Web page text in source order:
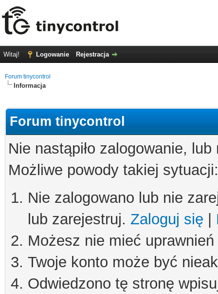
Witaj! Logowanie Rejestracja
Forum tinycontrol
Informacja
Forum tinycontrol
Nie nastąpiło zalogowanie,
Możliwe powody takiej sytuacji:
Nie zalogowano lub nie
lub zarejestruj. Zaloguj się
Możesz nie mieć
Twoje konto może być
Odwiedzono tę stronę